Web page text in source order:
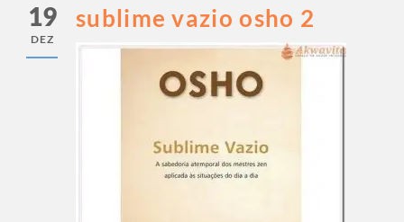
19
DEZ
sublime vazio osho 2